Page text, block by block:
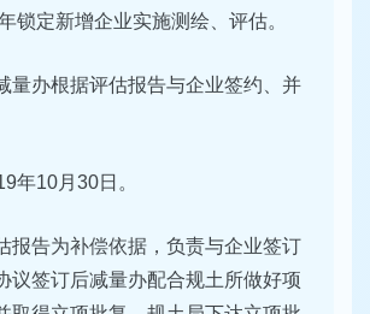
锁定新增企业实施测绘、评估。
量办根据评估报告与企业签约、并
年10月30日。
报告为补偿依据，负责与企业签订
议签订后减量办配合规土所做好项